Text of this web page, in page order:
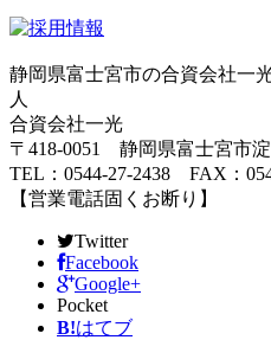
静岡県富士宮市の合資会社一
人
合資会社一光
〒418-0051 静岡県富士宮市淀
TEL：0544-27-2438 FAX：
【営業電話固くお断り】
Twitter
Facebook
Google+
Pocket
B!はてブ